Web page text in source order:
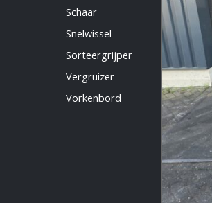
Vermeldingen feed
Reacties feed
WordPress.org
Schaar
Snelwissel
Sorteergrijper
Vergruizer
Vorkenbord